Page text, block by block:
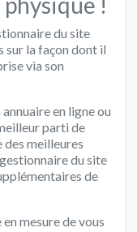
du site
sur la façon dont il
via son
en ligne ou
parti de
meilleures
du site
de
mesure de vous